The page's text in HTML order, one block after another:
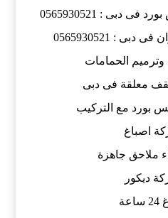
دبى : 0565930521
: 0565930521
وترميم الحمامات
معلقة فى دبى
بورد مع التركيب
اصباغ
ملاحق جاهزة
ديكور